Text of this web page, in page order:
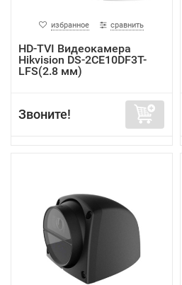
избранное сравнить
HD-TVI Видеокамера
Hikvision DS-2CE10DF3T-
LFS(2.8 мм)
Звоните!